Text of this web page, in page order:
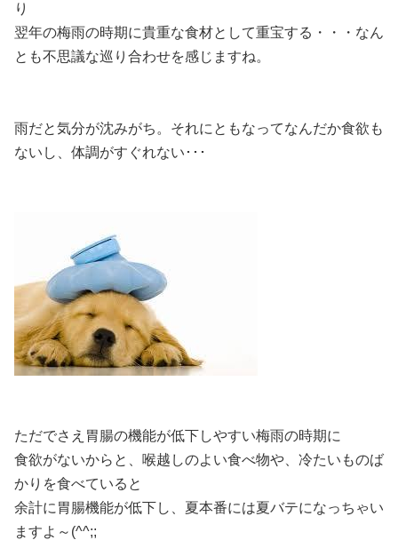
り
翌年の梅雨の時期に貴重な食材として重宝する・・・なん
とも不思議な巡り合わせを感じますね。
雨だと気分が沈みがち。それにともなってなんだか食欲も
ないし、体調がすぐれない･･･
ただでさえ胃腸の機能が低下しやすい梅雨の時期に
食欲がないからと、喉越しのよい食べ物や、冷たいものば
かりを食べていると
余計に胃腸機能が低下し、夏本番には夏バテになっちゃい
ますよ～(^^;;